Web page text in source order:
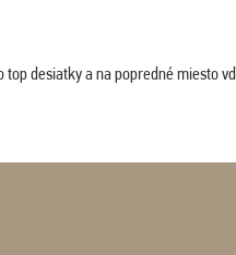
desiatky a na popredné miesto